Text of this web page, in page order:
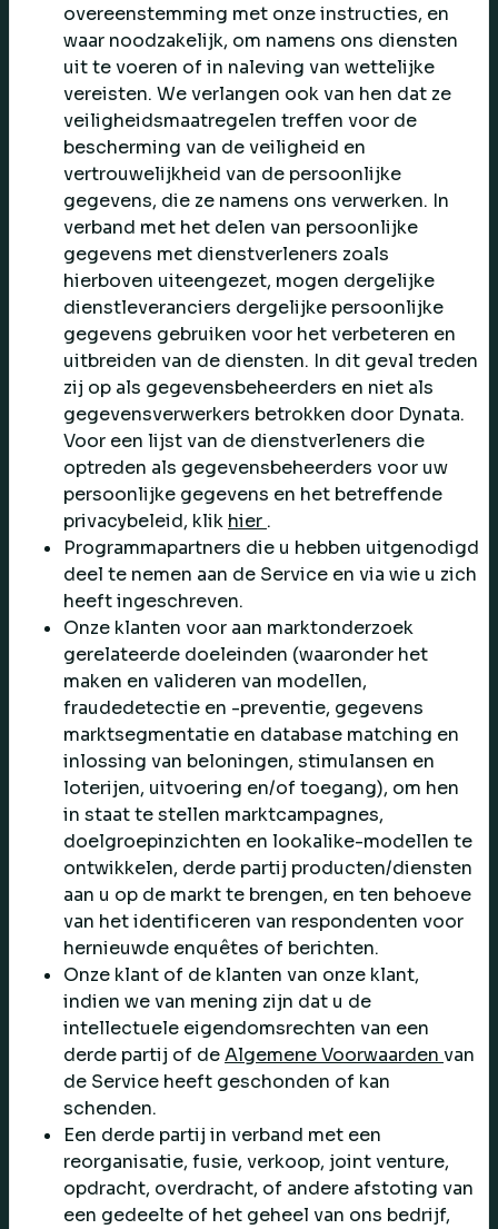
overeenstemming met onze instructies, en
waar noodzakelijk, om namens ons diensten
uit te voeren of in naleving van wettelijke
vereisten. We verlangen ook van hen dat ze
veiligheidsmaatregelen treffen voor de
bescherming van de veiligheid en
vertrouwelijkheid van de persoonlijke
gegevens, die ze namens ons verwerken. In
verband met het delen van persoonlijke
gegevens met dienstverleners zoals
hierboven uiteengezet, mogen dergelijke
dienstleveranciers dergelijke persoonlijke
gegevens gebruiken voor het verbeteren en
uitbreiden van de diensten. In dit geval treden
zij op als gegevensbeheerders en niet als
gegevensverwerkers betrokken door Dynata.
Voor een lijst van de dienstverleners die
optreden als gegevensbeheerders voor uw
persoonlijke gegevens en het betreffende
privacybeleid, klik hier .
Programmapartners die u hebben uitgenodigd
deel te nemen aan de Service en via wie u zich
heeft ingeschreven.
Onze klanten voor aan marktonderzoek
gerelateerde doeleinden (waaronder het
maken en valideren van modellen,
fraudedetectie en -preventie, gegevens
marktsegmentatie en database matching en
inlossing van beloningen, stimulansen en
loterijen, uitvoering en/of toegang), om hen
in staat te stellen marktcampagnes,
doelgroepinzichten en lookalike-modellen te
ontwikkelen, derde partij producten/diensten
aan u op de markt te brengen, en ten behoeve
van het identificeren van respondenten voor
hernieuwde enquêtes of berichten.
Onze klant of de klanten van onze klant,
indien we van mening zijn dat u de
intellectuele eigendomsrechten van een
derde partij of deAlgemene Voorwaarden van
de Service heeft geschonden of kan
schenden.
Een derde partij in verband met een
reorganisatie, fusie, verkoop, joint venture,
opdracht, overdracht, of andere afstoting van
een gedeelte of het geheel van ons bedrijf,